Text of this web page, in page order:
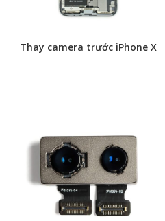
Thay camera trước iPhone X